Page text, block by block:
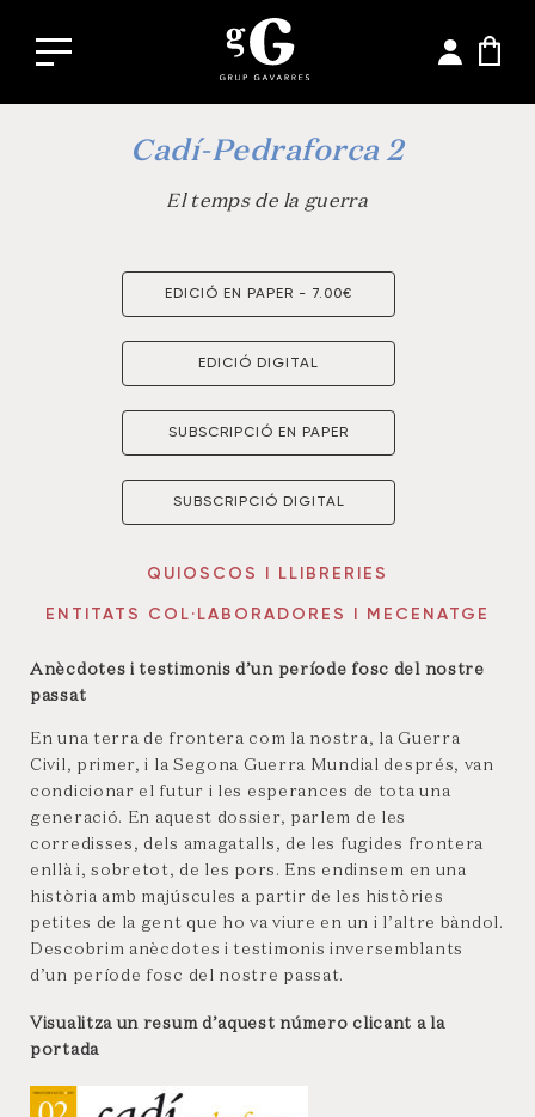
Cadí-Pedraforca 2
El temps de la guerra
EDICIÓ EN PAPER - 7.00€
EDICIÓ DIGITAL
SUBSCRIPCIÓ EN PAPER
SUBSCRIPCIÓ DIGITAL
QUIOSCOS I LLIBRERIES
ENTITATS COL·LABORADORES I MECENATGE
Anècdotes i testimonis d’un període fosc del nostre
passat
En una terra de frontera com la nostra, la Guerra
Civil, primer, i la Segona Guerra Mundial després, van
condicionar el futur i les esperances de tota una
generació. En aquest dossier, parlem de les
corredisses, dels amagatalls, de les fugides frontera
enllà i, sobretot, de les pors. Ens endinsem en una
història amb majúscules a partir de les històries
petites de la gent que ho va viure en un i l’altre bàndol.
Descobrim anècdotes i testimonis inversemblants
d’un període fosc del nostre passat.
Visualitza un resum d’aquest número clicant a la
portada